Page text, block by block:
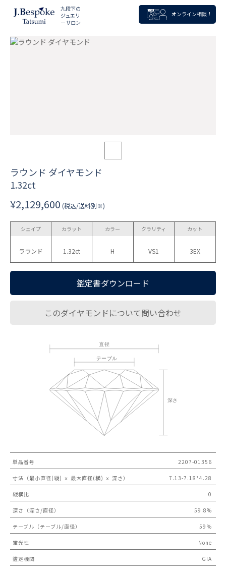
九段下の
ジュエリ
ーサロン
オンライン相談！
ラウンド ダイヤモンド
1.32ct
¥2,129,600 (税込/送料別※)
シェイプ
ラウンド
カラット
1.32ct
カラー
H
クラリティ
VS1
カット
3EX
鑑定書ダウンロード
このダイヤモンドについて問い合わせ
単品番号 2207-01356
寸法（最小直径(縦) ｘ 最大直径(横) ｘ 深さ） 7.13-7.18*4.28
縦横比 0
深さ（深さ/直径） 59.8%
テーブル（テーブル/直径） 59％
蛍光性 None
鑑定機関 GIA